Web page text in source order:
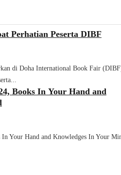
Perhatian Peserta DIBF
di Doha International Book Fair
Books In Your Hand and
Your Hand and Knowledges In Your